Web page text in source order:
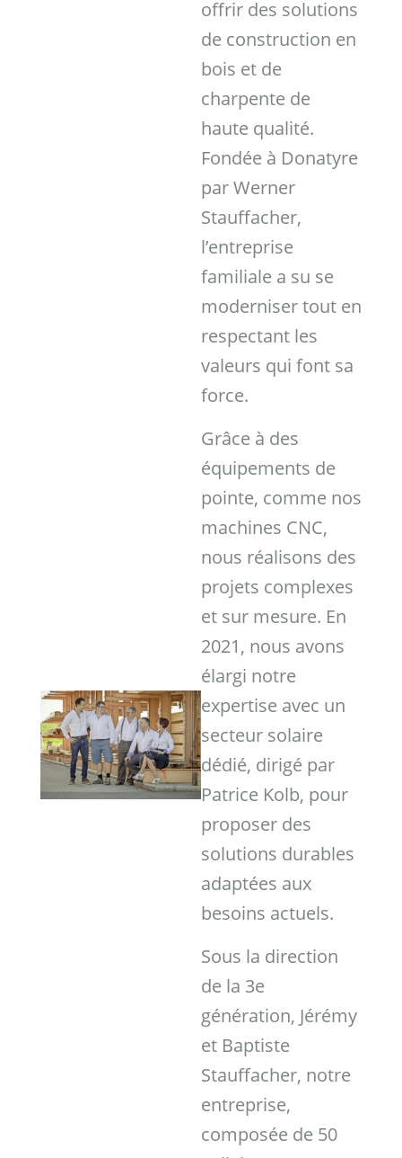
offrir des solutions
de construction en
bois et de
charpente de
haute qualité.
Fondée à Donatyre
par Werner
Stauffacher,
l’entreprise
familiale a su se
moderniser tout en
respectant les
valeurs qui font sa
force.
Grâce à des
équipements de
pointe, comme nos
machines CNC,
nous réalisons des
projets complexes
et sur mesure. En
2021, nous avons
élargi notre
expertise avec un
secteur solaire
dédié, dirigé par
Patrice Kolb, pour
proposer des
solutions durables
adaptées aux
besoins actuels.
Sous la direction
de la 3e
génération, Jérémy
et Baptiste
Stauffacher, notre
entreprise,
composée de 50